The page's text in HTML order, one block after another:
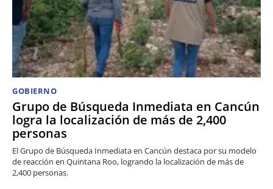
GOBIERNO
Grupo de Búsqueda Inmediata en Cancún
logra la localización de más de 2,400
personas
El Grupo de Búsqueda Inmediata en Cancún destaca por su modelo
de reacción en Quintana Roo, logrando la localización de más de
2,400 personas.